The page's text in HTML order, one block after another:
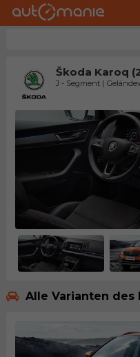
Škoda Karoq
J - Segment (
Alle Varianten des